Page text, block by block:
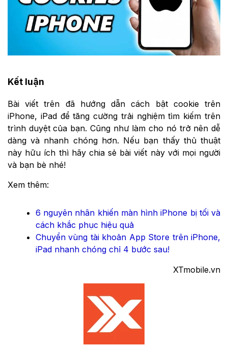
Kết luận
Bài viết trên đã hướng dẫn cách bật cookie trên
iPhone, iPad để tăng cường trải nghiệm tìm kiếm trên
trình duyệt của bạn. Cũng như làm cho nó trở nên dễ
dàng và nhanh chóng hơn. Nếu bạn thấy thủ thuật
này hữu ích thì hãy chia sẻ bài viết này với mọi người
và bạn bè nhé!
Xem thêm:
6 nguyên nhân khiến màn hình iPhone bị tối và
cách khắc phục hiệu quả
Chuyển vùng tài khoản App Store trên iPhone,
iPad nhanh chóng chỉ 4 bước sau!
XTmobile.vn